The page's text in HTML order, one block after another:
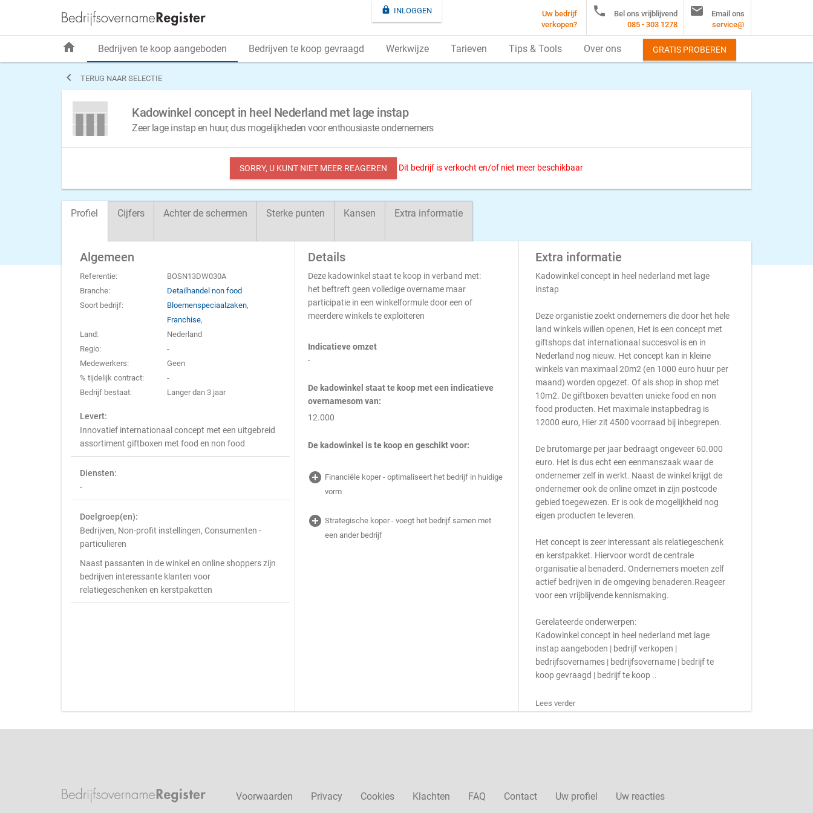
 TERUG NAAR SELECTIE
Kadowinkel concept in heel Nederland met lage instap
Zeer lage instap en huur, dus mogelijkheden voor enthousiaste ondernemers
SORRY, U KUNT NIET MEER REAGEREN Dit bedrijf is verkocht en/of niet meer beschikbaar
Profiel Cijfers Achter de schermen Sterke punten Kansen Extra informatie
Algemeen
Referentie:
BOSN13DW030A
Branche:
Detailhandel non food
Soort bedrijf:
Bloemenspeciaalzaken,
Franchise,
Land:
Nederland
Regio:
-
Medewerkers:
Geen
% tijdelijk contract:
-
Bedrijf bestaat:
Langer dan 3 jaar
Levert:
Innovatief internationaal concept met een uitgebreid
assortiment giftboxen met food en non food
Diensten:
-
Doelgroep(en):
Bedrijven, Non-profit instellingen, Consumenten -
particulieren
Naast passanten in de winkel en online shoppers zijn
bedrijven interessante klanten voor
relatiegeschenken en kerstpaketten
Details
Deze kadowinkel staat te koop in verband met:
het beftreft geen volledige overname maar
participatie in een winkelformule door een of
meerdere winkels te exploiteren
Indicatieve omzet
-
De kadowinkel staat te koop met een indicatieve
overnamesom van:
12.000
De kadowinkel is te koop en geschikt voor:
add_circle Financiële koper - optimaliseert het bedrijf in huidige
vorm
add_circle Strategische koper - voegt het bedrijf samen met
een ander bedrijf
Extra informatie
Kadowinkel concept in heel nederland met lage
instap
Deze organistie zoekt ondernemers die door het hele
land winkels willen openen, Het is een concept met
giftshops dat internationaal succesvol is en in
Nederland nog nieuw. Het concept kan in kleine
winkels van maximaal 20m2 (en 1000 euro huur per
maand) worden opgezet. Of als shop in shop met
10m2. De giftboxen bevatten unieke food en non
food producten. Het maximale instapbedrag is
12000 euro, Hier zit 4500 voorraad bij inbegrepen.
De brutomarge per jaar bedraagt ongeveer 60.000
euro. Het is dus echt een eenmanszaak waar de
ondernemer zelf in werkt. Naast de winkel krijgt de
ondernemer ook de online omzet in zijn postcode
gebied toegewezen. Er is ook de mogelijkheid nog
eigen producten te leveren.
Het concept is zeer interessant als relatiegeschenk
en kerstpakket. Hiervoor wordt de centrale
organisatie al benaderd. Ondernemers moeten zelf
actief bedrijven in de omgeving benaderen.Reageer
voor een vrijblijvende kennismaking.
Gerelateerde onderwerpen:
Kadowinkel concept in heel nederland met lage
instap aangeboden | bedrijf verkopen |
bedrijfsovernames | bedrijfsovername | bedrijf te
koop gevraagd | bedrijf te koop ..
Lees verder
 INLOGGEN
Uw bedrijf
verkopen?

Bel ons vrijblijvend
085 - 303 1278

Email ons
service@
home Bedrijven te koop aangeboden Bedrijven te koop gevraagd Werkwijze Tarieven Tips & Tools Over ons GRATIS PROBEREN
Voorwaarden Privacy Cookies Klachten FAQ Contact Uw profiel Uw reacties